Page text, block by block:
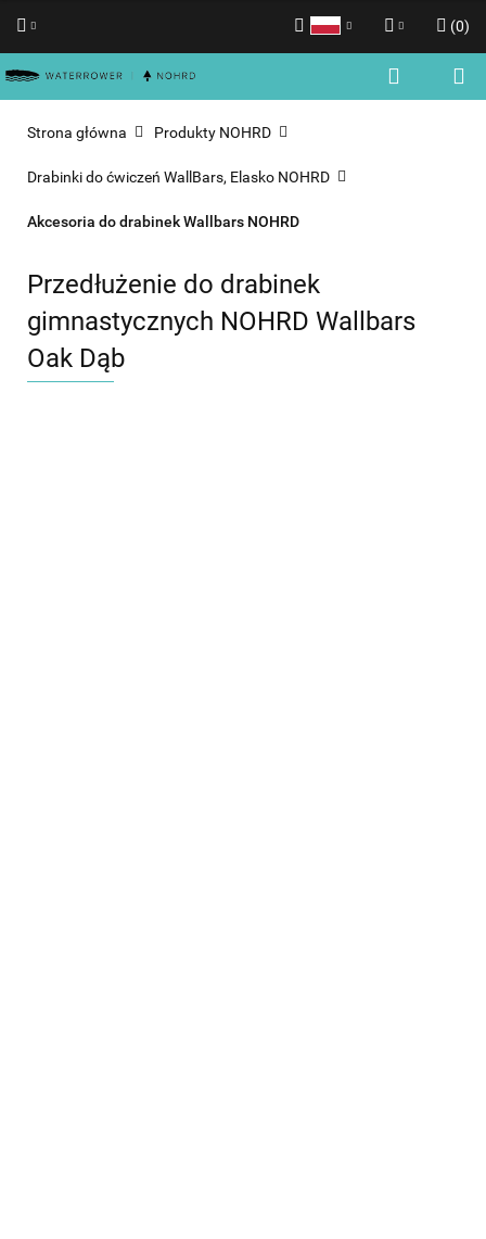
Zaloguj się
Zgody cookies
(0)
Strona główna Produkty NOHRD
Drabinki do ćwiczeń WallBars, Elasko NOHRD
Akcesoria do drabinek Wallbars NOHRD
Przedłużenie do drabinek
gimnastycznych NOHRD Wallbars
Oak Dąb